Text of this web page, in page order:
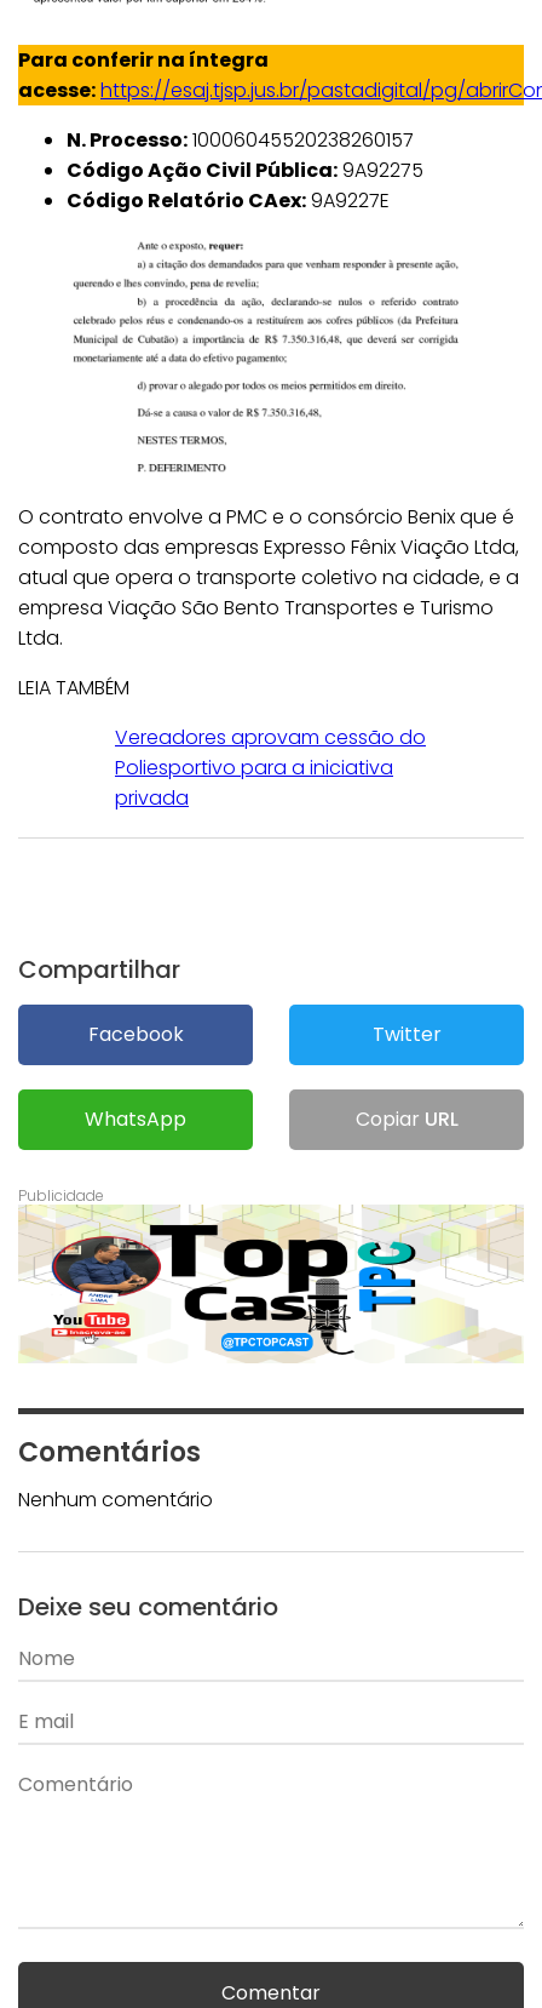
Para conferir na íntegra
acesse:https://esaj.tjsp.jus.br/pastadigital/pg/
N. Processo:10006045520238260157
Código Ação Civil Pública:9A92275
Código Relatório CAex:9A9227E
O contrato envolve a PMC e o consórcio Benix que é
composto das empresas Expresso Fênix Viação Ltda,
atual que opera o transporte coletivo na cidade, e a
empresa Viação São Bento Transportes e Turismo
Ltda.
LEIA TAMBÉM
Vereadores aprovam cessão do
Poliesportivo para a iniciativa
privada
Compartilhar
Facebook Twitter
WhatsApp Copiar URL
Comentários
Nenhum comentário
Deixe seu comentário
Comentar